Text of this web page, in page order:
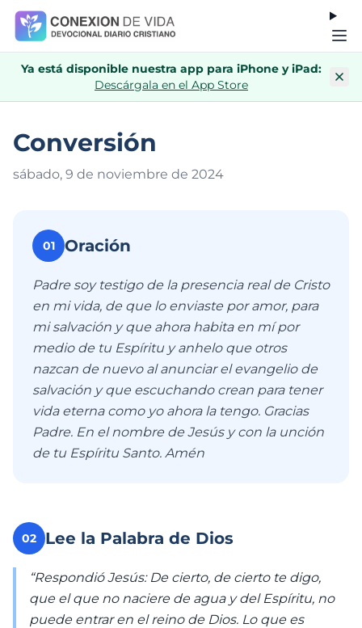
Ya está disponible nuestra app para iPhone y iPad:
Descárgala en el App Store
Conversión
sábado, 9 de noviembre de 2024
01 Oración
Padre soy testigo de la presencia real de Cristo
en mi vida, de que lo enviaste por amor, para
mi salvación y que ahora habita en mí por
medio de tu Espíritu y anhelo que otros
nazcan de nuevo al anunciar el evangelio de
salvación y que escuchando crean para tener
vida eterna como yo ahora la tengo. Gracias
Padre. En el nombre de Jesús y con la unción
de tu Espíritu Santo. Amén
02 Lee la Palabra de Dios
“Respondió Jesús: De cierto, de cierto te digo,
que el que no naciere de agua y del Espíritu, no
puede entrar en el reino de Dios. Lo que es